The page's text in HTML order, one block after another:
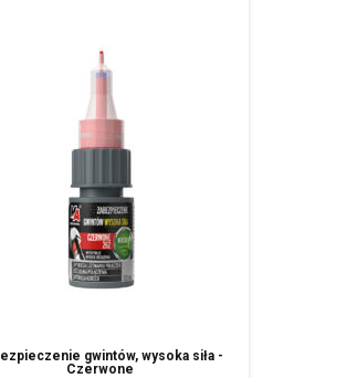
gwintów, wysoka siła -
Czerwone